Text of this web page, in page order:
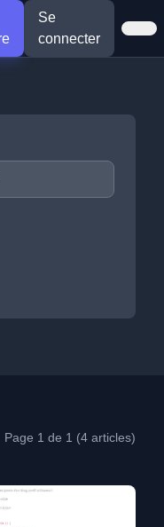
Se
connecter
Page 1 de 1 (4 articles)